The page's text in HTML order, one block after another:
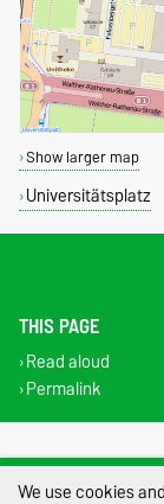
Show larger map
Universitätsplatz
THIS PAGE
Read aloud
Permalink
We use cookies